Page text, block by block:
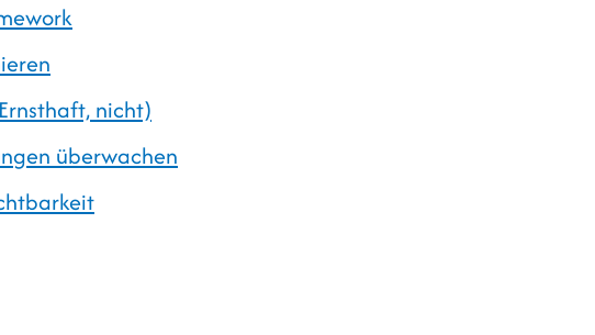
nicht)
überwachen